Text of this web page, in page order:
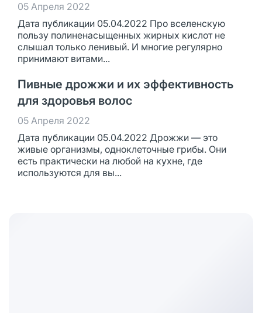
05 Апреля 2022
Дата публикации 05.04.2022 Про вселенскую
пользу полиненасыщенных жирных кислот не
слышал только ленивый. И многие регулярно
принимают витами...
Пивные дрожжи и их эффективность
для здоровья волос
05 Апреля 2022
Дата публикации 05.04.2022 Дрожжи — это
живые организмы, одноклеточные грибы. Они
есть практически на любой на кухне, где
используются для вы...